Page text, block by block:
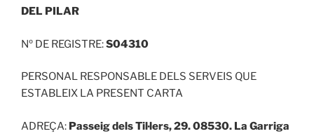
DEL PILAR
Nº DE REGISTRE:S04310
PERSONAL RESPONSABLE DELS SERVEIS QUE
ESTABLEIX LA PRESENT CARTA
ADREÇA: Passeigdels Til·lers, 29.08530. La Garriga